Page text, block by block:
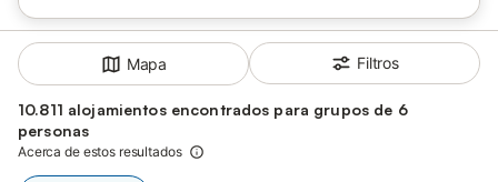
Mapa Filtros
10.811 alojamientos encontrados para grupos de 6
personas
Acerca de estos resultados